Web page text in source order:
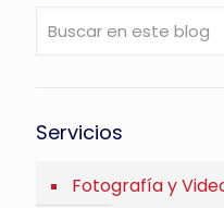
Servicios
Fotografía y